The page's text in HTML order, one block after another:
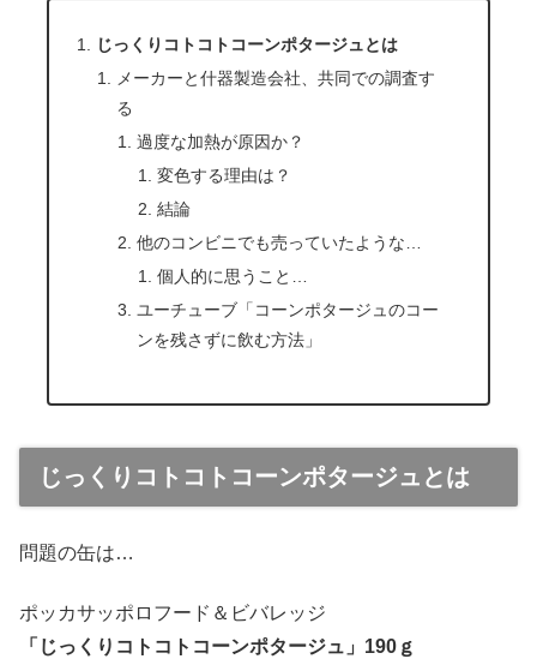
じっくりコトコトコーンポタージュとは
メーカーと什器製造会社、共同での調査す
る
過度な加熱が原因か？
変色する理由は？
結論
他のコンビニでも売っていたような…
個人的に思うこと…
ユーチューブ「コーンポタージュのコー
ンを残さずに飲む方法」
じっくりコトコトコーンポタージュとは
問題の缶は…
ポッカサッポロフード＆ビバレッジ
「じっくりコトコトコーンポタージュ」190ｇ